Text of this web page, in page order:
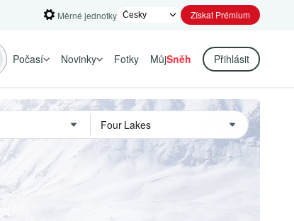
Měrné jednotky Získat Prémium
Počasí Novinky Fotky MůjSněh Přihlásit